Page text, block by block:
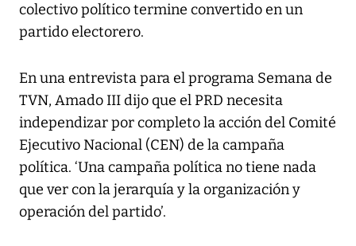
colectivo político termine convertido en un
partido electorero.
En una entrevista para el programa Semana de
TVN, Amado III dijo que el PRD necesita
independizar por completo la acción del Comité
Ejecutivo Nacional (CEN) de la campaña
política. ‘Una campaña política no tiene nada
que ver con la jerarquía y la organización y
operación del partido’.